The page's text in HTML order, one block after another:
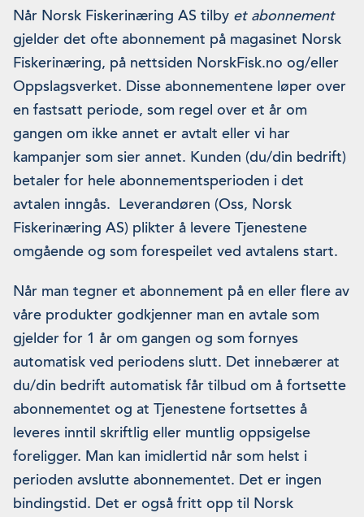
Når Norsk Fiskerinæring AS tilby et abonnement
gjelder det ofte abonnement på magasinet Norsk
Fiskerinæring, på nettsiden NorskFisk.no og/eller
Oppslagsverket. Disse abonnementene løper over
en fastsatt periode, som regel over et år om
gangen om ikke annet er avtalt eller vi har
kampanjer som sier annet. Kunden (du/din bedrift)
betaler for hele abonnementsperioden i det
avtalen inngås. Leverandøren (Oss, Norsk
Fiskerinæring AS) plikter å levere Tjenestene
omgående og som forespeilet ved avtalens start.
Når man tegner et abonnement på en eller flere av
våre produkter godkjenner man en avtale som
gjelder for 1 år om gangen og som fornyes
automatisk ved periodens slutt. Det innebærer at
du/din bedrift automatisk får tilbud om å fortsette
abonnementet og at Tjenestene fortsettes å
leveres inntil skriftlig eller muntlig oppsigelse
foreligger. Man kan imidlertid når som helst i
perioden avslutte abonnementet. Det er ingen
bindingstid. Det er også fritt opp til Norsk